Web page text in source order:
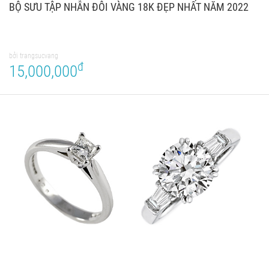
BỘ SƯU TẬP NHẪN ĐÔI VÀNG 18K ĐẸP NHẤT NĂM 2022
bởi trangsucvang
15,000,000đ